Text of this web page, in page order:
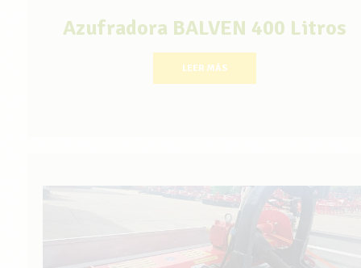
Azufradora BALVEN 400 Litros
LEER MÁS